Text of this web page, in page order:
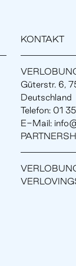
KONTAKT
Güterstr. 6,
Deutschland
Telefon: 01
E-Mail: